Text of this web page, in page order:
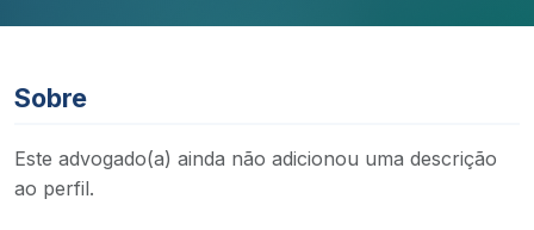
Sobre
Este advogado(a) ainda não adicionou uma descrição
ao perfil.